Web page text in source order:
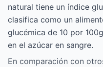
natural tiene un índice
clasifica como un
glucémica de 10 por
en el azúcar en sangre.
En comparación con